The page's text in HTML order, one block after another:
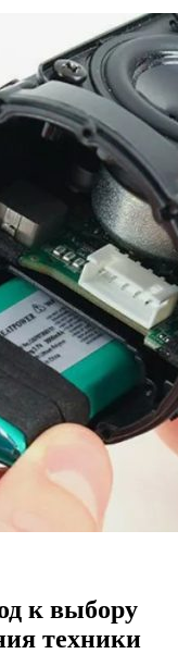
к выбору
техники